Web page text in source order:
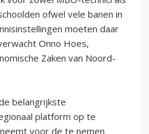
ofwel vele banen in
moeten daar
Onno Hoes,
Zaken van Noord-
belangrijkste
platform op te
voor de te nemen